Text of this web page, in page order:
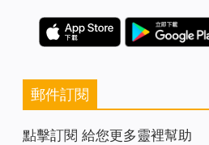
郵件訂閱
點擊訂閱 給您更多靈裡幫助